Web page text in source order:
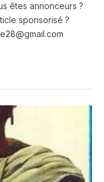
êtes annonceurs ?
sponsorisé ?